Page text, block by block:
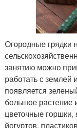
Огородные грядки
занятию можно
работать с землей
появляется
большое растение
цветочные
йогуртов,